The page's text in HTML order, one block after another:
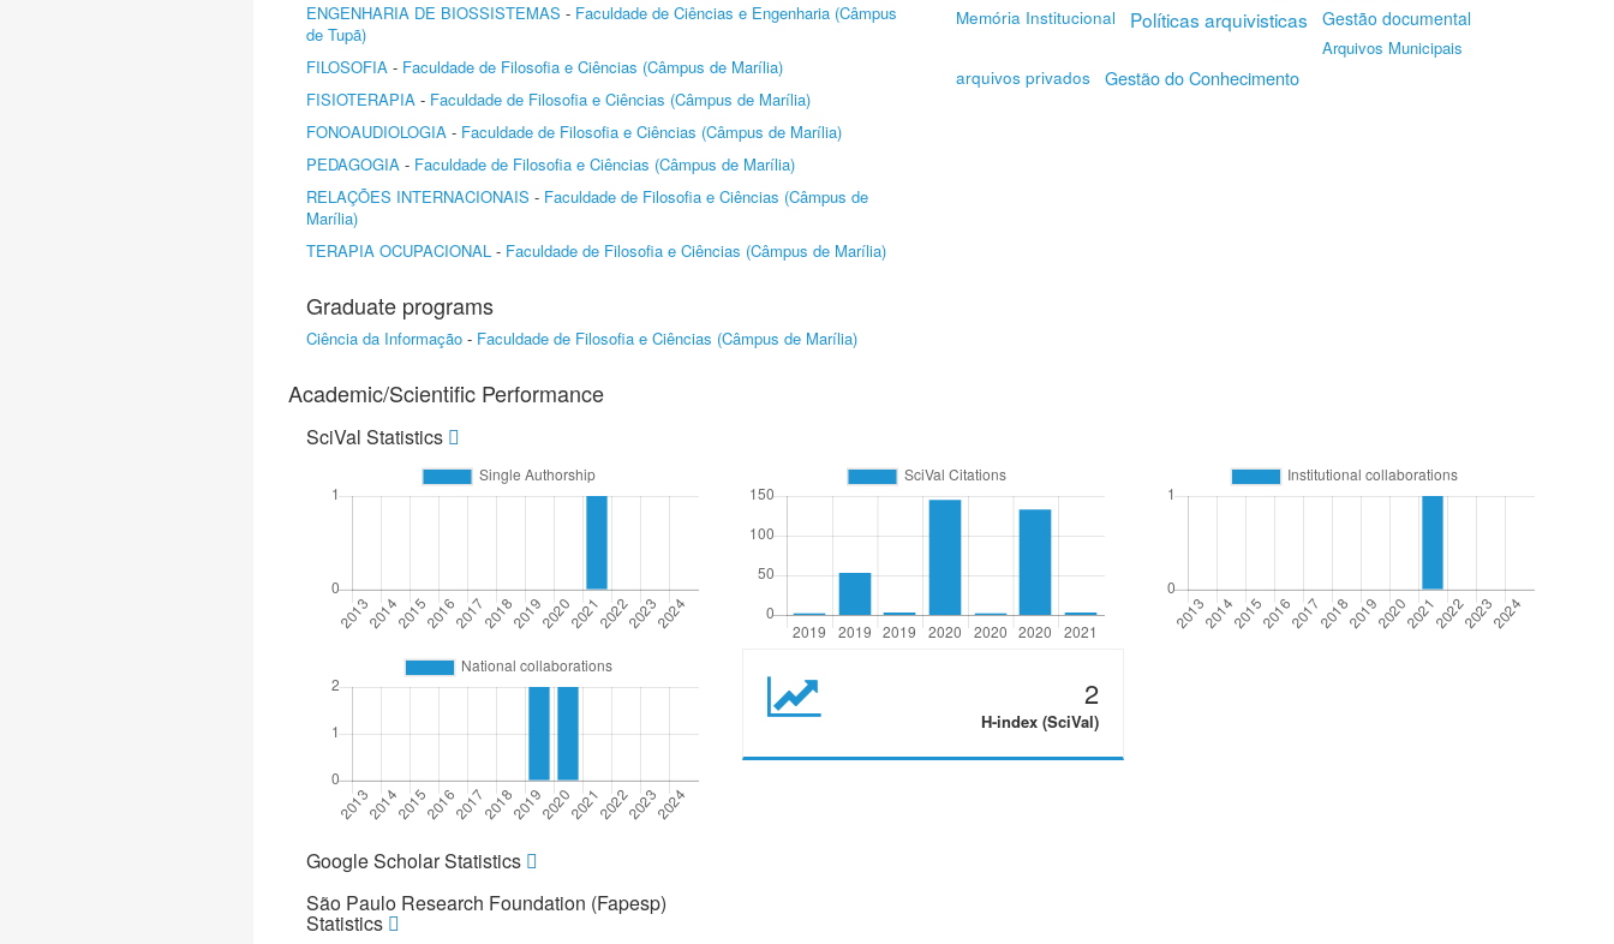
ENGENHARIA DE BIOSSISTEMAS - Faculdade de Ciências e Engenharia (Câmpus
de Tupã)
FILOSOFIA - Faculdade de Filosofia e Ciências (Câmpus de Marília)
FISIOTERAPIA - Faculdade de Filosofia e Ciências (Câmpus de Marília)
FONOAUDIOLOGIA - Faculdade de Filosofia e Ciências (Câmpus de Marília)
PEDAGOGIA - Faculdade de Filosofia e Ciências (Câmpus de Marília)
RELAÇÕES INTERNACIONAIS - Faculdade de Filosofia e Ciências (Câmpus de
Marília)
TERAPIA OCUPACIONAL - Faculdade de Filosofia e Ciências (Câmpus de Marília)
Graduate programs
Ciência da Informação - Faculdade de Filosofia e Ciências (Câmpus de Marília)
Memória Institucional
Políticas arquivisticas Gestão documental
Arquivos Municipais
arquivos privados
Gestão do Conhecimento
Academic/Scientific Performance
SciVal Statistics
2
H-index (SciVal)
Google Scholar Statistics
São Paulo Research Foundation (Fapesp)
Statistics